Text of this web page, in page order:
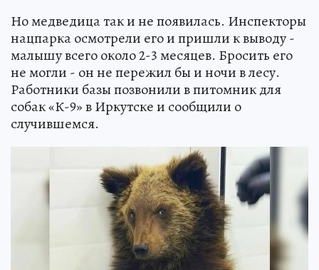
Но медведица так и не появилась. Инспекторы
нацпарка осмотрели его и пришли к выводу -
малышу всего около 2-3 месяцев. Бросить его
не могли - он не пережил бы и ночи в лесу.
Работники базы позвонили в питомник для
собак «К-9» в Иркутске и сообщили о
случившемся.